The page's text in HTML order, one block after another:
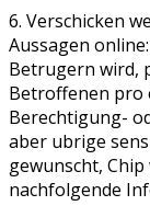
6. Verschicken
Aussagen
Betrugern wird,
Betroffenen pro
Berechtigung-
aber ubrige
gewunscht,
nachfolgende